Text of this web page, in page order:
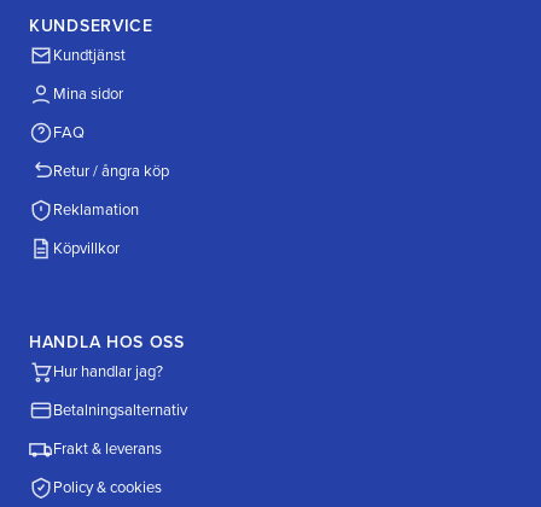
KUNDSERVICE
Kundtjänst
Mina sidor
FAQ
Retur / ångra köp
Reklamation
Köpvillkor
HANDLA HOS OSS
Hur handlar jag?
Betalningsalternativ
Frakt & leverans
Policy & cookies